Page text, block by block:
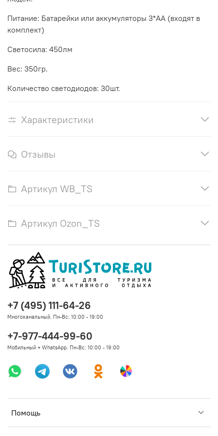
Питание: Батарейки или аккумуляторы 3*АА (входят в
комплект)
Светосила: 450лм
Вес: 350гр.
Количество светодиодов: 30шт.
Характеристики
Отзывы
Артикул WB_TS
Артикул Ozon_TS
Помощь
+7 (495) 111-64-26
Многоканальный. Пн-Вс: 10:00 - 19:00
+7-977-444-99-60
Мобильный + WhatsApp. Пн-Вс: 10:00 - 19:00